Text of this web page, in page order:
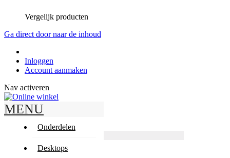
Vergelijk producten
Ga direct door naar de inhoud
Inloggen
Account aanmaken
Nav activeren
MENU
Onderdelen
Desktops
Zoeken
Zoeken
Geavanceerd zoeken